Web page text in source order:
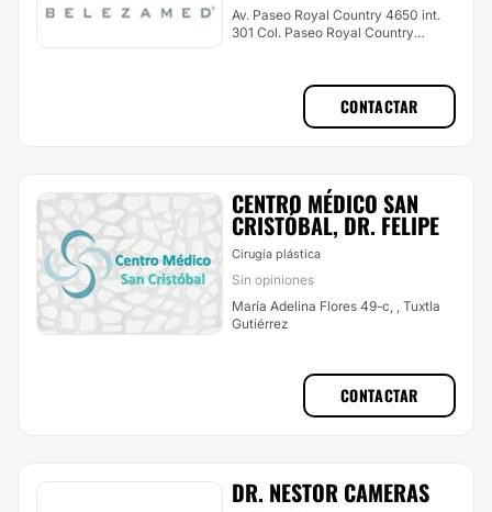
Av. Paseo Royal Country 4650 int.
301 Col. Paseo Royal Country
CONTACTAR
CENTRO MÉDICO SAN
CRISTÓBAL, DR. FELIPE
Cirugía plástica
Sin opiniones
María Adelina Flores 49-c, , Tuxtla
Gutiérrez
CONTACTAR
DR. NESTOR CAMERAS